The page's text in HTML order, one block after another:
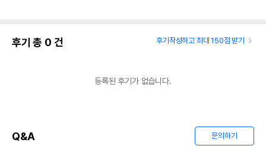
후기 총 0 건 후기작성하고 최대 150점 받기
등록된 후기가 없습니다.
Q&A 문의하기